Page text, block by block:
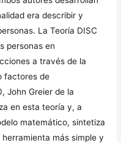
era describir y
La Teoría DISC
personas en
a través de la
factores de
John Greier de la
en esta teoría y, a
matemático, sintetiza
más simple y